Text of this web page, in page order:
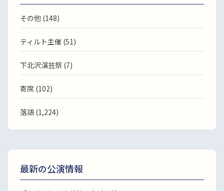
その他 (148)
ティルト主催 (51)
下北沢演芸祭 (7)
寄席 (102)
落語(1,224)
最新の公演情報